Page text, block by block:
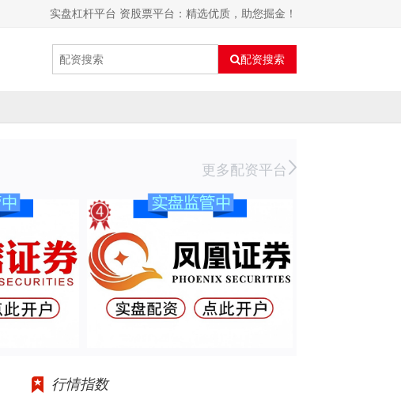
实盘杠杆平台 资股票平台：精选优质，助您掘金！
配资搜索
更多配资平台
行情指数